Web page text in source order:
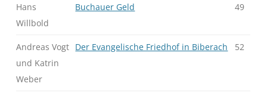
Hans
Willbold
Buchauer Geld 49
Andreas Vogt
und Katrin
Weber
Der Evangelische Friedhof in Biberach 52